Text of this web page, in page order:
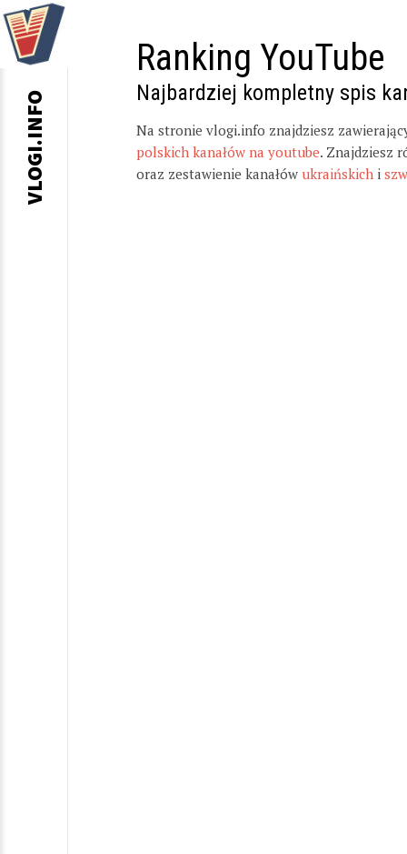
Ranking YouTube
Najbardziej kompletny spis
Na stronie vlogi.info znajdziesz
polskich kanałów na youtube. Znajdziesz
oraz zestawienie kanałów ukraińskich i
VLOGI.INFO